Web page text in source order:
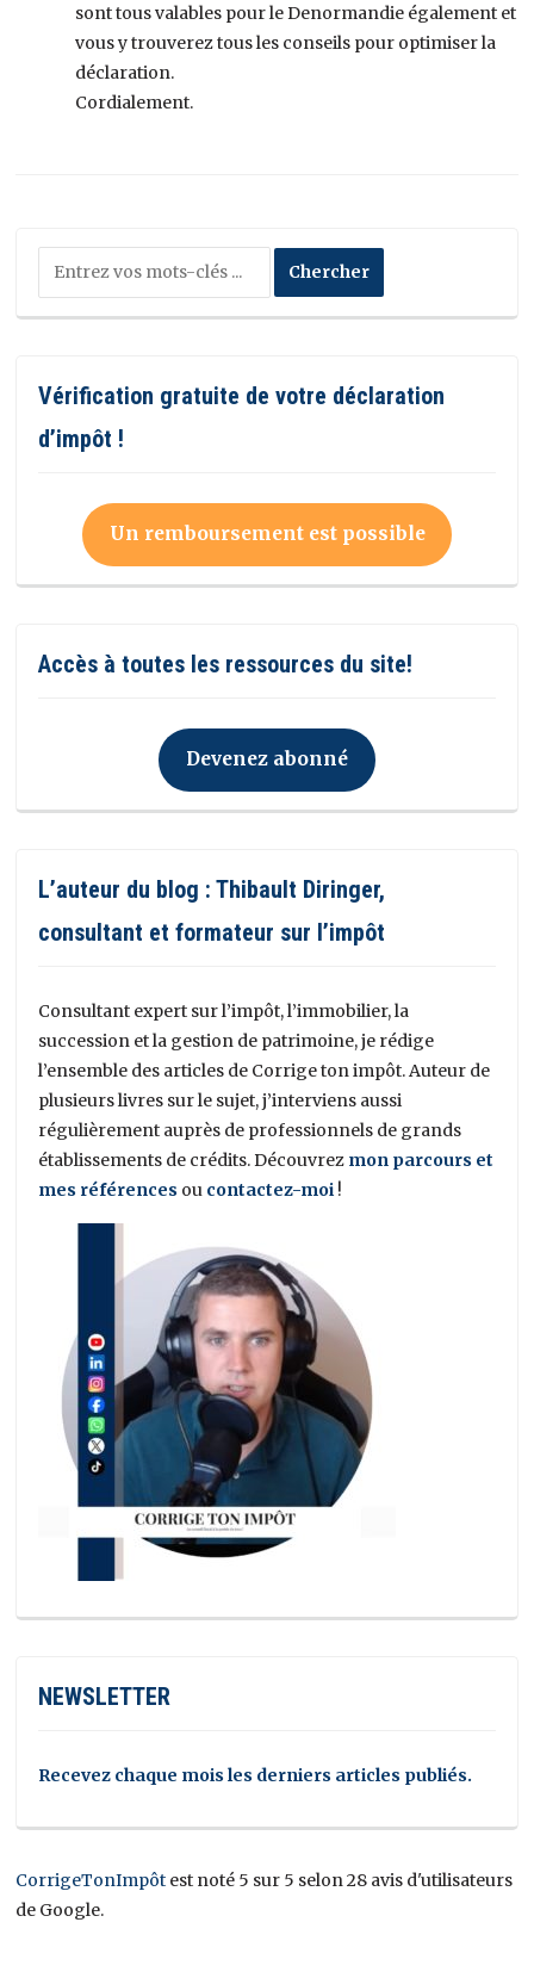
sont tous valables pour le Denormandie également et
vous y trouverez tous les conseils pour optimiser la
déclaration.
Cordialement.
Vérification gratuite de votre déclaration
d’impôt !
Un remboursement est possible
Accès à toutes les ressources du site!
Devenez abonné
L’auteur du blog : Thibault Diringer,
consultant et formateur sur l’impôt
Consultant expert sur l’impôt, l’immobilier, la
succession et la gestion de patrimoine, je rédige
l’ensemble des articles de Corrige ton impôt. Auteur de
plusieurs livres sur le sujet, j’interviens aussi
régulièrement auprès de professionnels de grands
établissements de crédits. Découvrez mon parcours et
mes références ou contactez-moi !
NEWSLETTER
Recevez chaque mois les derniers articles publiés.
CorrigeTonImpôt est noté 5 sur 5 selon 28 avis d'utilisateurs
de Google.